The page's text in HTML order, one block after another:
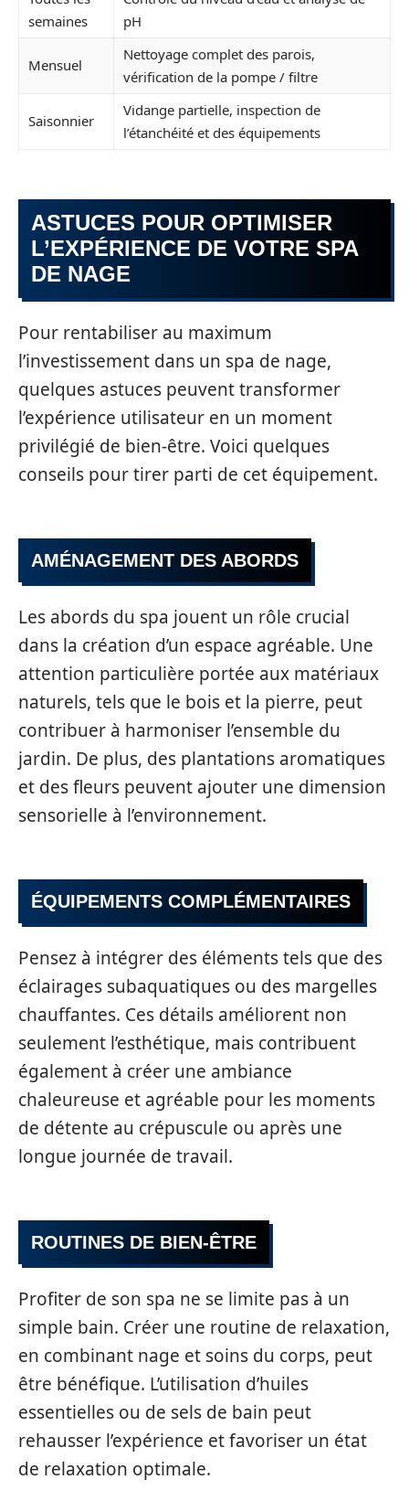
semaines
pH
Mensuel
Nettoyage complet des parois,
vérification de la pompe / filtre
Saisonnier
Vidange partielle, inspection de
l’étanchéité et des équipements
ASTUCES POUR OPTIMISER
L’EXPÉRIENCE DE VOTRE SPA
DE NAGE
Pour rentabiliser au maximum
l’investissement dans un spa de nage,
quelques astuces peuvent transformer
l’expérience utilisateur en un moment
privilégié de bien-être. Voici quelques
conseils pour tirer parti de cet équipement.
AMÉNAGEMENT DES ABORDS
Les abords du spa jouent un rôle crucial
dans la création d’un espace agréable. Une
attention particulière portée aux matériaux
naturels, tels que le bois et la pierre, peut
contribuer à harmoniser l’ensemble du
jardin. De plus, des plantations aromatiques
et des fleurs peuvent ajouter une dimension
sensorielle à l’environnement.
ÉQUIPEMENTS COMPLÉMENTAIRES
Pensez à intégrer des éléments tels que des
éclairages subaquatiques ou des margelles
chauffantes. Ces détails améliorent non
seulement l’esthétique, mais contribuent
également à créer une ambiance
chaleureuse et agréable pour les moments
de détente au crépuscule ou après une
longue journée de travail.
ROUTINES DE BIEN-ÊTRE
Profiter de son spa ne se limite pas à un
simple bain. Créer une routine de relaxation,
en combinant nage et soins du corps, peut
être bénéfique. L’utilisation d’huiles
essentielles ou de sels de bain peut
rehausser l’expérience et favoriser un état
de relaxation optimale.